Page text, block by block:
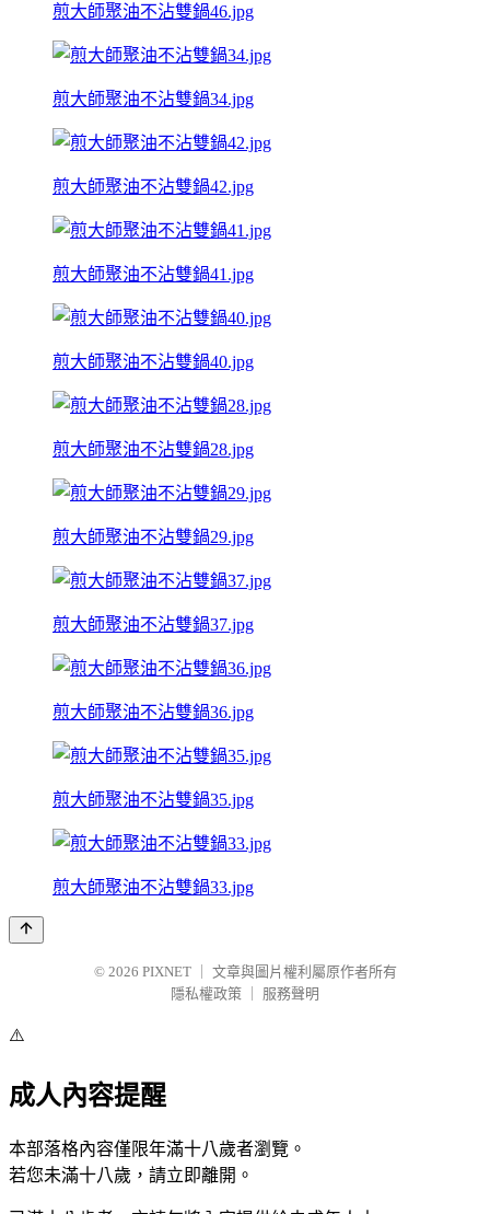
煎大師聚油不沾雙鍋46.jpg
煎大師聚油不沾雙鍋34.jpg
煎大師聚油不沾雙鍋42.jpg
煎大師聚油不沾雙鍋41.jpg
煎大師聚油不沾雙鍋40.jpg
煎大師聚油不沾雙鍋28.jpg
煎大師聚油不沾雙鍋29.jpg
煎大師聚油不沾雙鍋37.jpg
煎大師聚油不沾雙鍋36.jpg
煎大師聚油不沾雙鍋35.jpg
煎大師聚油不沾雙鍋33.jpg
© 2026 PIXNET
文章與圖片權利屬原作者所有
隱私權政策
服務聲明
⚠️
成人內容提醒
本部落格內容僅限年滿十八歲者瀏覽。
若您未滿十八歲，請立即離開。